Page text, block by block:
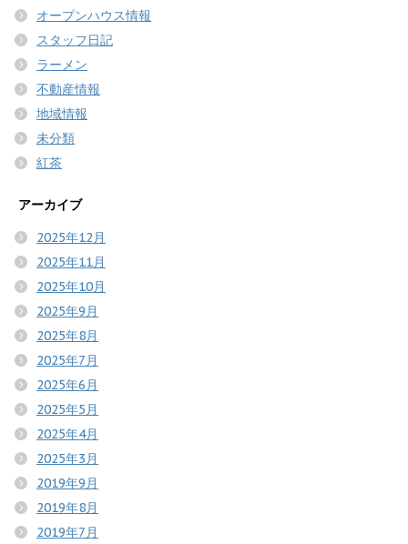
オープンハウス情報
スタッフ日記
ラーメン
不動産情報
地域情報
未分類
紅茶
アーカイブ
2025年12月
2025年11月
2025年10月
2025年9月
2025年8月
2025年7月
2025年6月
2025年5月
2025年4月
2025年3月
2019年9月
2019年8月
2019年7月